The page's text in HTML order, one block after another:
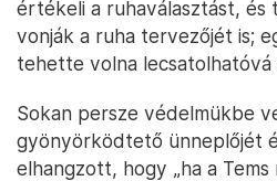
értékeli a ruhaválasztást, és
vonják a ruha tervezőjét is;
tehette volna lecsatolhatóvá
Sokan persze védelmükbe
gyönyörködtető ünneplőjét
elhangzott, hogy „ha a